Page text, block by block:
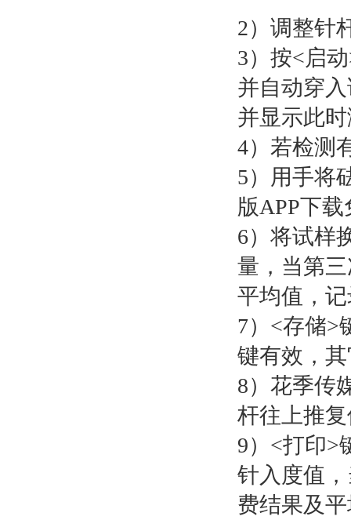
2）调整针杆
3）按<启动>
并自动穿入
并显示此时
4）若检测有
5）用手将
版APP下载免
6）将试样换
量，当第
平均值，
7）<存储>
键有效，其
8）花季传
杆往上推复位
9）<打印>
针入度值
费结果及平